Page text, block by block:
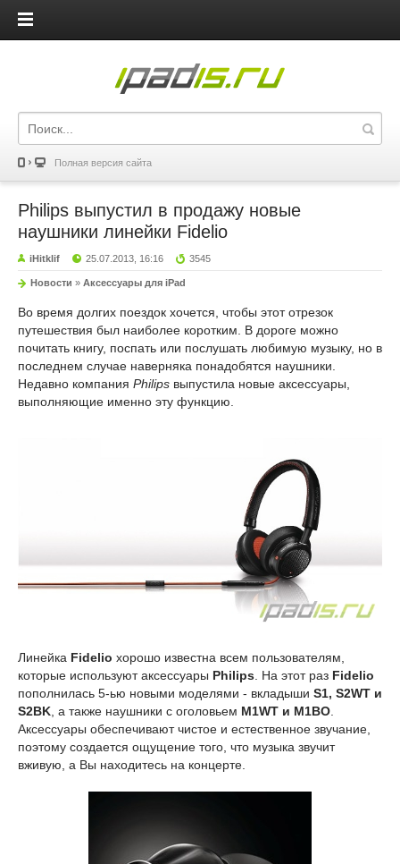
iPadis.ru
Полная версия сайта
Philips выпустил в продажу новые
наушники линейки Fidelio
iHitklif 25.07.2013, 16:16 3545
Новости » Аксессуары для iPad
Во время долгих поездок хочется, чтобы этот отрезок
путешествия был наиболее коротким. В дороге можно
почитать книгу, поспать или послушать любимую музыку, но в
последнем случае наверняка понадобятся наушники.
Недавно компания Philips выпустила новые аксессуары,
выполняющие именно эту функцию.
Линейка Fidelio хорошо известна всем пользователям,
которые используют аксессуары Philips . На этот раз Fidelio
пополнилась 5-ью новыми моделями - вкладыши S1, S2WT и
S2BK , а также наушники с оголовьем M1WT и M1BO
Аксессуары обеспечивают чистое и естественное звучание,
поэтому создается ощущение того, что музыка звучит
вживую, а Вы находитесь на концерте.